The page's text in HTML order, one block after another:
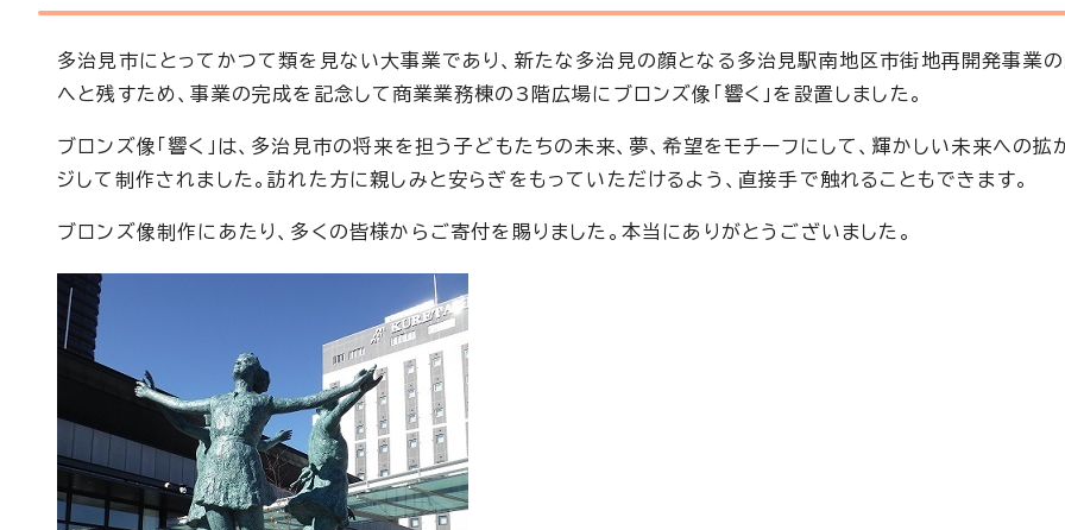
多治見市にとってかつて類を見ない大事業であり、新たな多治見の顔となる多治見駅南地区市街地再開発事業
へと残すため、事業の完成を記念して商業業務棟の3階広場にブロンズ像「響く」を設置しました。
ブロンズ像「響く」は、多治見市の将来を担う子どもたちの未来、夢、希望をモチーフにして、輝かしい未来への拡
ジして制作されました。訪れた方に親しみと安らぎをもっていただけるよう、直接手で触れることもできます。
ブロンズ像制作にあたり、多くの皆様からご寄付を賜りました。本当にありがとうございました。